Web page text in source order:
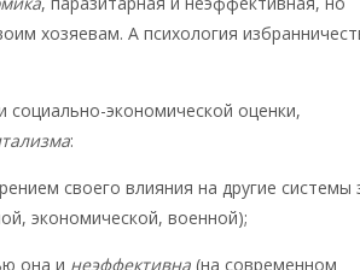
хозяевам. А психология
социально-экономической оценки,
:
своего влияния на другие системы
экономической, военной);
она и неэффективна (на современном